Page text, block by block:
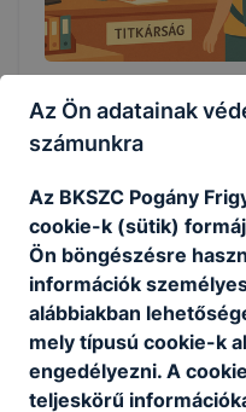
NYÁRI VAKÁCIÓ
ÜGYELETI REND 2026
Nyári vakáció alatti
szerdai napokon 8.00-tól -
14.00-óráig személyes
online formában
2026. jún. 28. pogi
Az Ön adatainak
számunkra
Az BKSZC Pogány
cookie-k (sütik)
Ön böngészésre
információk
alábbiakban
mely típusú cookie-k
engedélyezni. A
teljeskörű